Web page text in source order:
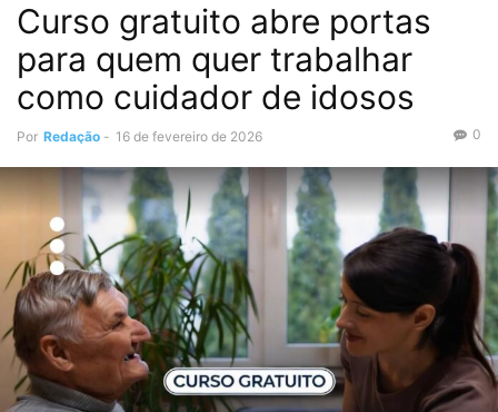
Curso gratuito abre portas
para quem quer trabalhar
como cuidador de idosos
Por Redação - 16 de fevereiro de 2026 0